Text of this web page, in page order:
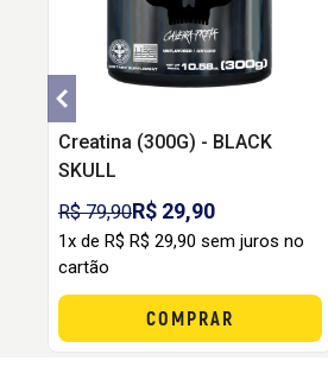
Creatina (300G) - BLACK
SKULL
R$ 79,90R$ 29,90
1x de R$ R$ 29,90 sem juros no
cartão
COMPRAR